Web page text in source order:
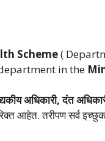
Scheme(
in the
अधिकारी, दंत
आहेत. तरीपण सर्व इच्छुक